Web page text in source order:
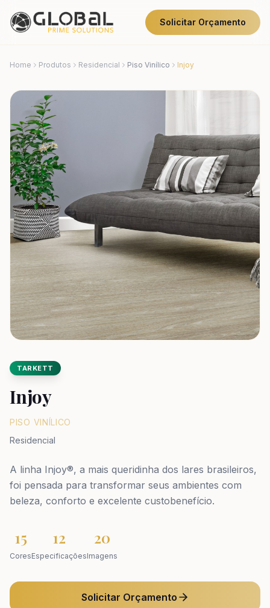
Solicitar Orçamento
Home Produtos Residencial Piso Vinílico Injoy
TARKETT
Injoy
PISO VINÍLICO
Residencial
A linha Injoy®, a mais queridinha dos lares brasileiros,
foi pensada para transformar seus ambientes com
beleza, conforto e excelente custobenefício.
15
Cores
12
Especificações
20
Imagens
Solicitar Orçamento